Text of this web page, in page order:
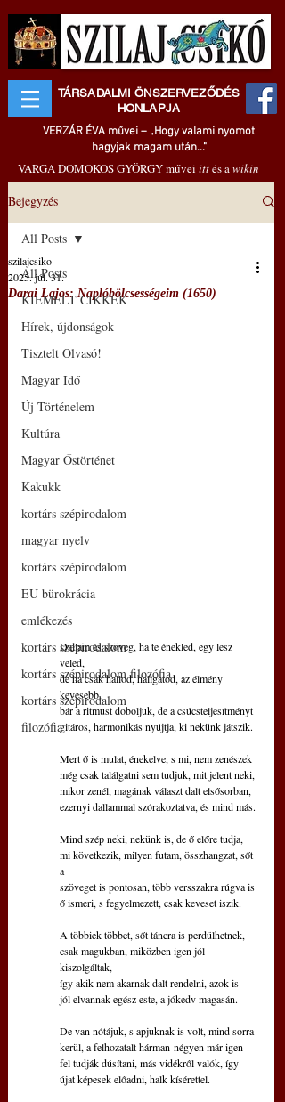
TÁRSADALMI ÖNSZERVEZŐDÉS
HONLAPJA
VERZÁR ÉVA művei – „Hogy valami nyomot
hagyjak magam után..."
VARGA DOMOKOS GYÖRGY művei ittés awikin
Bejegyzés
All Posts
KIEMELT CIKKEK
Hírek, újdonságok
Tisztelt Olvasó!
Magyar Idő
Új Történelem
Kultúra
Magyar Őstörténet
Kakukk
kortárs szépirodalom
magyar nyelv
kortárs szépirodalom
EU bürokrácia
emlékezés
kortárs szépirodalom
kortárs szépirodalom filozófia
kortárs szépirodalom
filozófia
All Posts
Darai Lajos: Naplóbölcsességeim (1650)
szilajcsiko
2025. júl. 31.
Dallam és szöveg, ha te énekled, egy lesz
veled,
de ha csak hallod, hallgatod, az élmény
kevesebb,
bár a ritmust doboljuk, de a csúcsteljesítményt
gitáros, harmonikás nyújtja, ki nekünk játszik.
Mert ő is mulat, énekelve, s mi, nem zenészek
még csak találgatni sem tudjuk, mit jelent neki,
mikor zenél, magának választ dalt elsősorban,
ezernyi dallammal szórakoztatva, és mind más.
Mind szép neki, nekünk is, de ő előre tudja,
mi következik, milyen futam, összhangzat, sőt
a
szöveget is pontosan, több versszakra rúgva is
ő ismeri, s fegyelmezett, csak keveset iszik.
A többiek többet, sőt táncra is perdülhetnek,
csak magukban, miközben igen jól
kiszolgáltak,
így akik nem akarnak dalt rendelni, azok is
jól elvannak egész este, a jókedv magasán.
De van nótájuk, s apjuknak is volt, mind sorra
kerül, a felhozatalt hárman-négyen már igen
fel tudják dúsítani, más vidékről valók, így
újat képesek előadni, halk kísérettel.